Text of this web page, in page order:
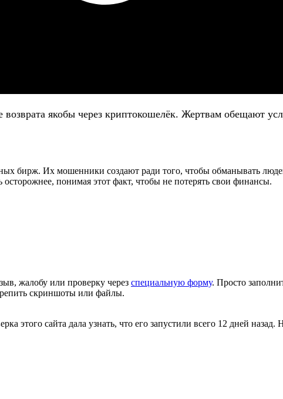
возврата якобы через криптокошелёк. Жертвам
бирж. Их мошенники создают ради того, чтобы обманывать
понимая этот факт, чтобы не потерять свои финансы.
жалобу или проверку через специальную форму. Просто
скриншоты или файлы.
этого сайта дала узнать, что его запустили всего 12 дней